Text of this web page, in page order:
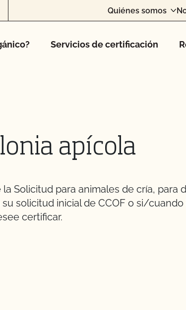
Quiénes somos
Servicios de certificación
apícola
Solicitud para animales de cría, para
solicitud inicial de CCOF o si/
certificar.